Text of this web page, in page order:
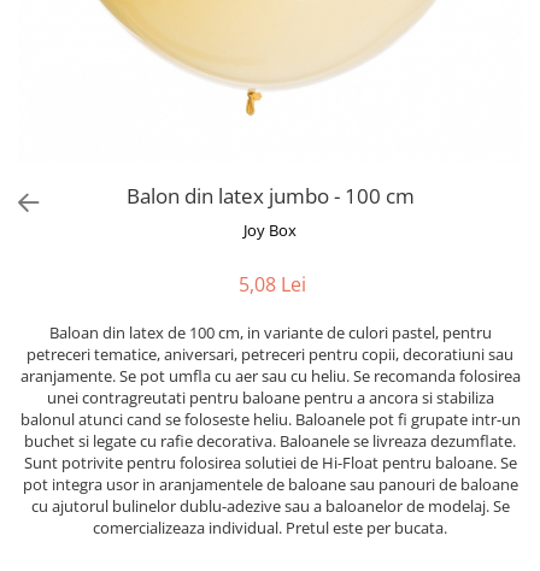
Vaze din sticla
Crizantema
Minirosa
Ranunculus
Trandafir
Mix de flori
Eucalipt
Flori de camp
Bumbac
Kit-uri Baloane
Rafii, clipsuri,pompe
Accesorii petrecere
Bannere
Panou decorativ
Pompoane
Rozete
Paturica Decor
Cake topper
Tun Confetti
Petrecere Tematica
Balon din latex jumbo - 100 cm
Joy Box
5,08 Lei
Baloan din latex de 100 cm, in variante de culori pastel, pentru
petreceri tematice, aniversari, petreceri pentru copii, decoratiuni sau
aranjamente. Se pot umfla cu aer sau cu heliu. Se recomanda folosirea
unei contragreutati pentru baloane pentru a ancora si stabiliza
balonul atunci cand se foloseste heliu. Baloanele pot fi grupate intr-un
buchet si legate cu rafie decorativa. Baloanele se livreaza dezumflate.
Sunt potrivite pentru folosirea solutiei de Hi-Float pentru baloane. Se
pot integra usor in aranjamentele de baloane sau panouri de baloane
cu ajutorul bulinelor dublu-adezive sau a baloanelor de modelaj. Se
comercializeaza individual. Pretul este per bucata.